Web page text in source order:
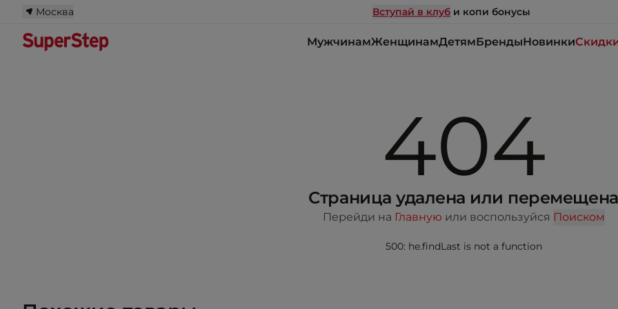
Москва Вступай в клуб и копи бонусы
МужчинамЖенщинамДетямБрендыНовинки
404
Страница удалена или перемещена
Перейди на Главную или воспользуйся Поиском
500: he.findLast is not a function